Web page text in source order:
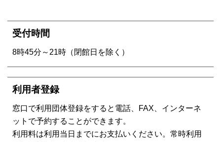
受付時間
8時45分～21時（閉館日を除く）
利用者登録
窓口で利用団体登録をすると電話、FAX、インターネ
ットで予約することができます。
利用料は利用当日までにお支払いください。常時利用